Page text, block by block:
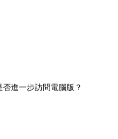
進一步訪問電腦版？